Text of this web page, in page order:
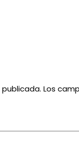
Los